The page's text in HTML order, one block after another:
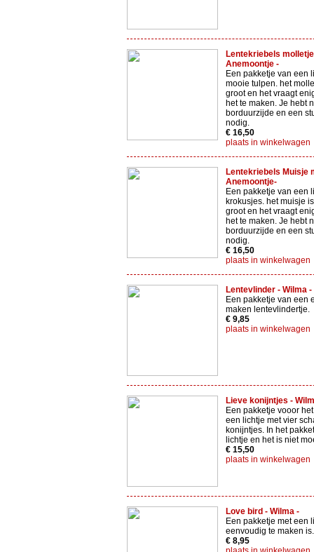
Lentekriebels
Anemoontje -
Een pakketje van een
mooie tulpen. het
groot en het vraagt
het te maken. Je hebt
borduurzijde en een
nodig.
€ 16,50
plaats in winkelwagen
Lentekriebels Muisje
Anemoontje-
Een pakketje van een
krokusjes. het muisje
groot en het vraagt
het te maken. Je hebt
borduurzijde en een
nodig.
€ 16,50
plaats in winkelwagen
Lentevlinder - Wilma -
Een pakketje van een
maken lentevlindertje.
€ 9,85
plaats in winkelwagen
Lieve konijntjes -
Een pakketje vooor
een lichtje met vier
konijntjes. In het
lichtje en het is niet
€ 15,50
plaats in winkelwagen
Love bird - Wilma -
Een pakketje met een
eenvoudig te maken is.
€ 8,95